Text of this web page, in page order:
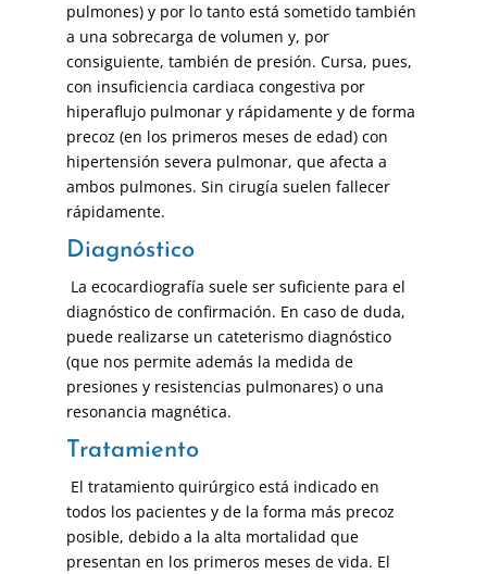
pulmones) y por lo tanto está sometido también
a una sobrecarga de volumen y, por
consiguiente, también de presión. Cursa, pues,
con insuficiencia cardiaca congestiva por
hiperaflujo pulmonar y rápidamente y de forma
precoz (en los primeros meses de edad) con
hipertensión severa pulmonar, que afecta a
ambos pulmones. Sin cirugía suelen fallecer
rápidamente.
Diagnóstico
La ecocardiografía suele ser suficiente para el
diagnóstico de confirmación. En caso de duda,
puede realizarse un cateterismo diagnóstico
(que nos permite además la medida de
presiones y resistencias pulmonares) o una
resonancia magnética.
Tratamiento
El tratamiento quirúrgico está indicado en
todos los pacientes y de la forma más precoz
posible, debido a la alta mortalidad que
presentan en los primeros meses de vida. El